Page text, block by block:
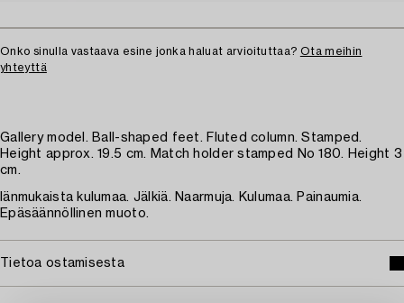
Onko sinulla vastaava esine jonka haluat arvioituttaa? Ota meihin
yhteyttä
Gallery model. Ball-shaped feet. Fluted column. Stamped.
Height approx. 19.5 cm. Match holder stamped No 180. Height 3
cm.
Iänmukaista kulumaa. Jälkiä. Naarmuja. Kulumaa. Painaumia.
Epäsäännöllinen muoto.
Tietoa ostamisesta